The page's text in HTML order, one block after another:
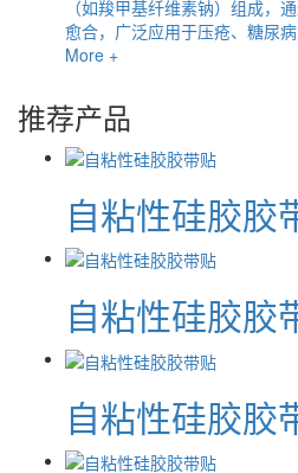
（如羧甲基纤维素钠）组成，
愈合，广泛应用于压疮、糖尿
More +
推荐产品
自粘性硅胶胶
自粘性硅胶胶
自粘性硅胶胶